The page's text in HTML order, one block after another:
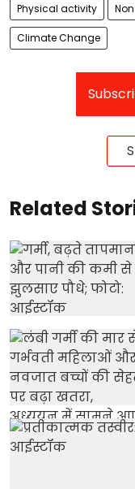
Physical activity
Climate Change
Related